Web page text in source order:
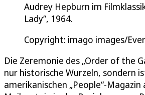
Audrey Hepburn im
Lady“, 1964.
Copyright: imago images/
Die Zeremonie des „Order of the
nur historische Wurzeln, sondern
amerikanischen „People“-Magazin